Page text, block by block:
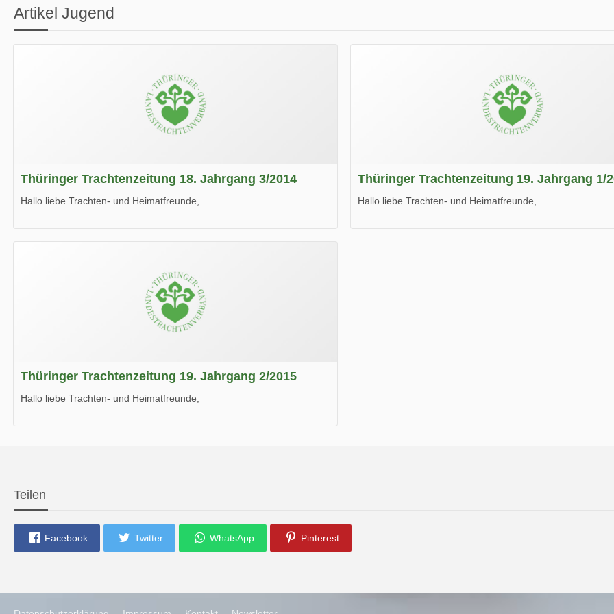
Artikel Jugend
Thüringer Trachtenzeitung 18. Jahrgang 3/2014
Hallo liebe Trachten- und Heimatfreunde,
Wir wünschen Euch viel Spaß beim Lesen.
Thüringer Trachtenzeitung 19. Jahrgang 1/
Hallo liebe Trachten- und Heimatfreunde,
Thüringer Trachtenzeitung 19. Jahrgang 2/2015
Hallo liebe Trachten- und Heimatfreunde,
Teilen
Facebook Twitter WhatsApp Pinterest